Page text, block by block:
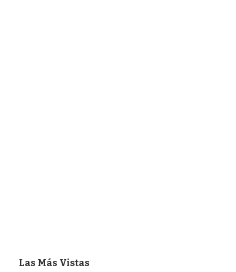
Las Más Vistas